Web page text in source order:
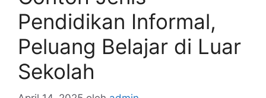
Pendidikan Informal,
Peluang Belajar di Luar
Sekolah